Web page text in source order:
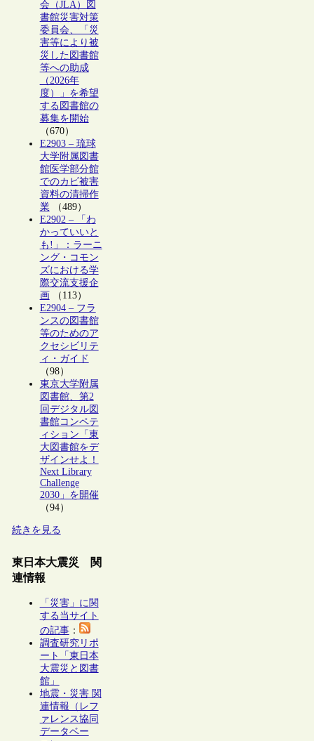
会（JLA）図
書館災害対策
委員会、「災
害等により被
災した図書館
等への助成
（2026年
度）」を希望
する図書館の
募集を開始
（670）
E2903 – 琉球
大学附属図書
館医学部分館
でのカビ被害
資料の清掃作
業（489）
E2902 – 「わ
かっていいと
も!」：ラーニ
ング・コモン
ズにおける学
際交流支援企
画 （113）
E2904 – フラ
ンスの図書館
等のためのア
クセシビリテ
ィ・ガイド
（98）
東京大学附属
図書館、第2
回デジタル図
書館コンペテ
ィション「東
大図書館をデ
ザインせよ！
Next Library
Challenge
2030」を開催
（94）
続きを見る
東日本大震災 関
連情報
「災害」に関
する当サイト
の記事：
調査研究リポ
ート「東日本
大震災と図書
館」
地震・災害 関
連情報（レフ
ァレンス協同
データベー